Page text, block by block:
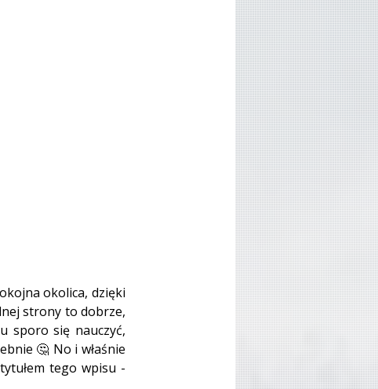
okolica, dzięki
strony to dobrze,
sporo się nauczyć,
🤔 No i właśnie